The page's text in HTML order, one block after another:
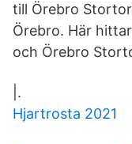
till Örebro
Örebro. Här
och Örebro
|.
Hjartrosta 2021